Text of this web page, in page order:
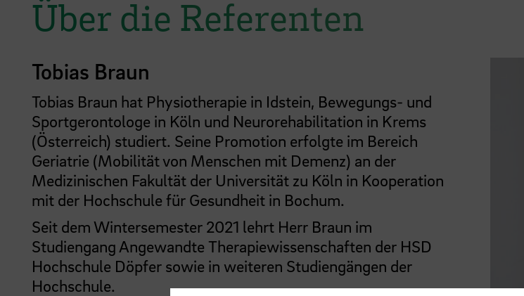
Über die Referenten
Tobias Braun
Tobias Braun hat Physiotherapie in Idstein, Bewegungs- und
Sportgerontologe in Köln und Neurorehabilitation in Krems
(Österreich) studiert. Seine Promotion erfolgte im Bereich
Geriatrie (Mobilität von Menschen mit Demenz) an der
Medizinischen Fakultät der Universität zu Köln in Kooperation
mit der Hochschule für Gesundheit in Bochum.
Seit dem Wintersemester 2021 lehrt Herr Braun im
Studiengang Angewandte Therapiewissenschaften der HSD
Hochschule Döpfer sowie in weiteren Studiengängen der
Hochschule.